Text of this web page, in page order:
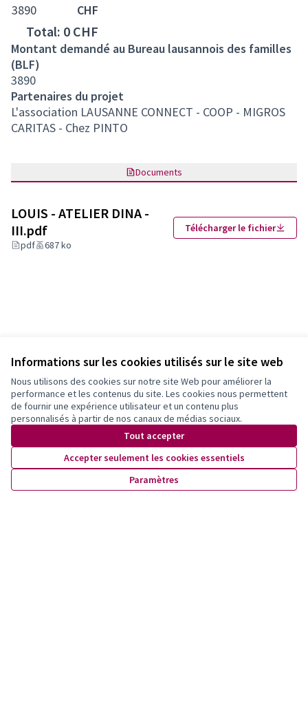
Informations sur les cookies utilisés sur le site web
Nous utilisons des cookies sur notre site Web pour améliorer la
performance et les contenus du site. Les cookies nous permettent
de fournir une expérience utilisateur et un contenu plus
personnalisés à partir de nos canaux de médias sociaux.
Tout accepter
Accepter seulement les cookies essentiels
Paramètres
3890
CHF
Total: 0 CHF
Montant demandé au Bureau lausannois des familles
(BLF)
3890
Partenaires du projet
L'association LAUSANNE CONNECT - COOP - MIGROS
CARITAS - Chez PINTO
Documents
LOUIS - ATELIER DINA -
III.pdf
pdf 687 ko
Télécharger le fichier
Suivre Partager Signaler
Référence : lausanne-PROP-2025-10-1719
Numéro de version 1(sur 1) voir les autres versions
Vérifiez l'empreinte numérique
Newsletter